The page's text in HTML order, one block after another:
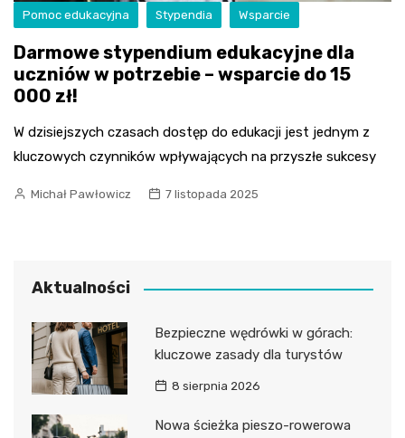
Pomoc edukacyjna Stypendia Wsparcie
Darmowe stypendium edukacyjne dla
uczniów w potrzebie – wsparcie do 15
000 zł!
W dzisiejszych czasach dostęp do edukacji jest jednym z
kluczowych czynników wpływających na przyszłe sukcesy
Michał Pawłowicz 7 listopada 2025
Aktualności
Bezpieczne wędrówki w górach:
kluczowe zasady dla turystów
8 sierpnia 2026
Nowa ścieżka pieszo-rowerowa